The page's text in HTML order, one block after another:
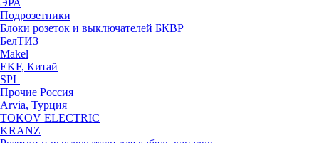
ЭРА
Подрозетники
Блоки розеток и выключателей БКВР
БелТИЗ
Makel
EKF, Китай
SPL
Прочие Россия
Arvia, Турция
TOKOV ELECTRIC
KRANZ